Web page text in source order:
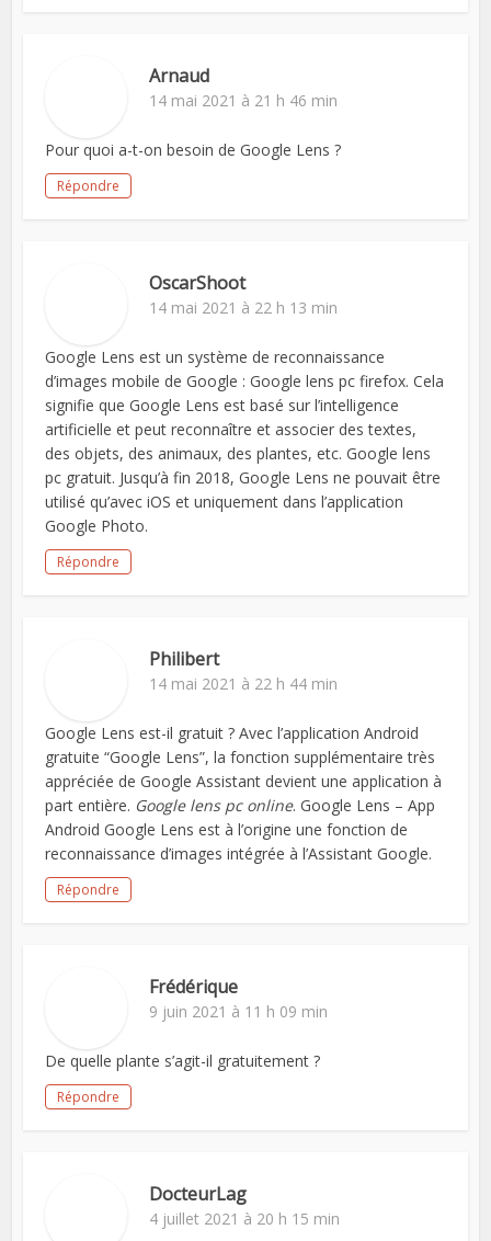
Arnaud
14 mai 2021 à 21 h 46 min
Pour quoi a-t-on besoin de Google Lens ?
Répondre
OscarShoot
14 mai 2021 à 22 h 13 min
Google Lens est un système de reconnaissance
d’images mobile de Google : Google lens pc firefox. Cela
signifie que Google Lens est basé sur l’intelligence
artificielle et peut reconnaître et associer des textes,
des objets, des animaux, des plantes, etc. Google lens
pc gratuit. Jusqu’à fin 2018, Google Lens ne pouvait être
utilisé qu’avec iOS et uniquement dans l’application
Google Photo.
Répondre
Philibert
14 mai 2021 à 22 h 44 min
Google Lens est-il gratuit ? Avec l’application Android
gratuite “Google Lens”, la fonction supplémentaire très
appréciée de Google Assistant devient une application à
part entière. Google lens pc online. Google Lens – App
Android Google Lens est à l’origine une fonction de
reconnaissance d’images intégrée à l’Assistant Google.
Répondre
Frédérique
9 juin 2021 à 11 h 09 min
De quelle plante s’agit-il gratuitement ?
Répondre
DocteurLag
4 juillet 2021 à 20 h 15 min